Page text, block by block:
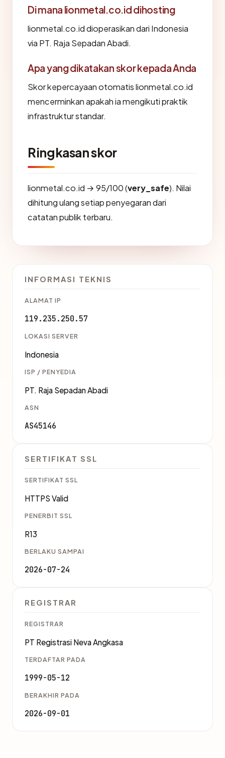
Di mana lionmetal.co.id dihosting
lionmetal.co.id dioperasikan dari Indonesia
via PT. Raja Sepadan Abadi.
Apa yang dikatakan skor kepada Anda
Skor kepercayaan otomatis lionmetal.co.id
mencerminkan apakah ia mengikuti praktik
infrastruktur standar.
Ringkasan skor
lionmetal.co.id → 95/100 (very_safe). Nilai
dihitung ulang setiap penyegaran dari
catatan publik terbaru.
INFORMASI TEKNIS
ALAMAT IP
119.235.250.57
LOKASI SERVER
Indonesia
ISP / PENYEDIA
PT. Raja Sepadan Abadi
ASN
AS45146
SERTIFIKAT SSL
SERTIFIKAT SSL
HTTPS Valid
PENERBIT SSL
R13
BERLAKU SAMPAI
2026-07-24
REGISTRAR
REGISTRAR
PT Registrasi Neva Angkasa
TERDAFTAR PADA
1999-05-12
BERAKHIR PADA
2026-09-01